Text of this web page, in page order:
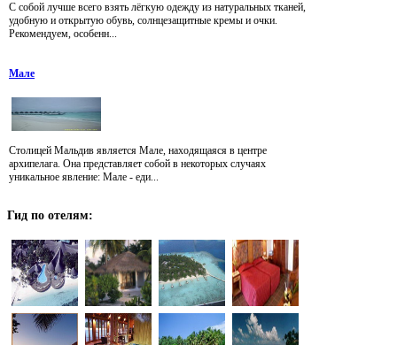
С собой лучше всего взять лёгкую одежду из натуральных тканей,
удобную и открытую обувь, солнцезащитные кремы и очки.
Рекомендуем, особенн...
Мале
Столицей Мальдив является Мале, находящаяся в центре
архипелага. Она представляет собой в некоторых случаях
уникальное явление: Мале - еди...
Гид по отелям: